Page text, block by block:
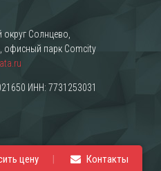
округ Солнцево,
офисный парк Comcity
ИНН: 7731253031
цену Контакты